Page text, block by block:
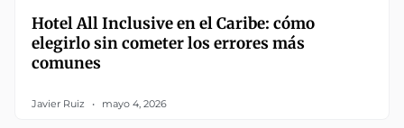
Hotel All Inclusive en el Caribe: cómo
elegirlo sin cometer los errores más
comunes
Javier Ruiz mayo 4, 2026